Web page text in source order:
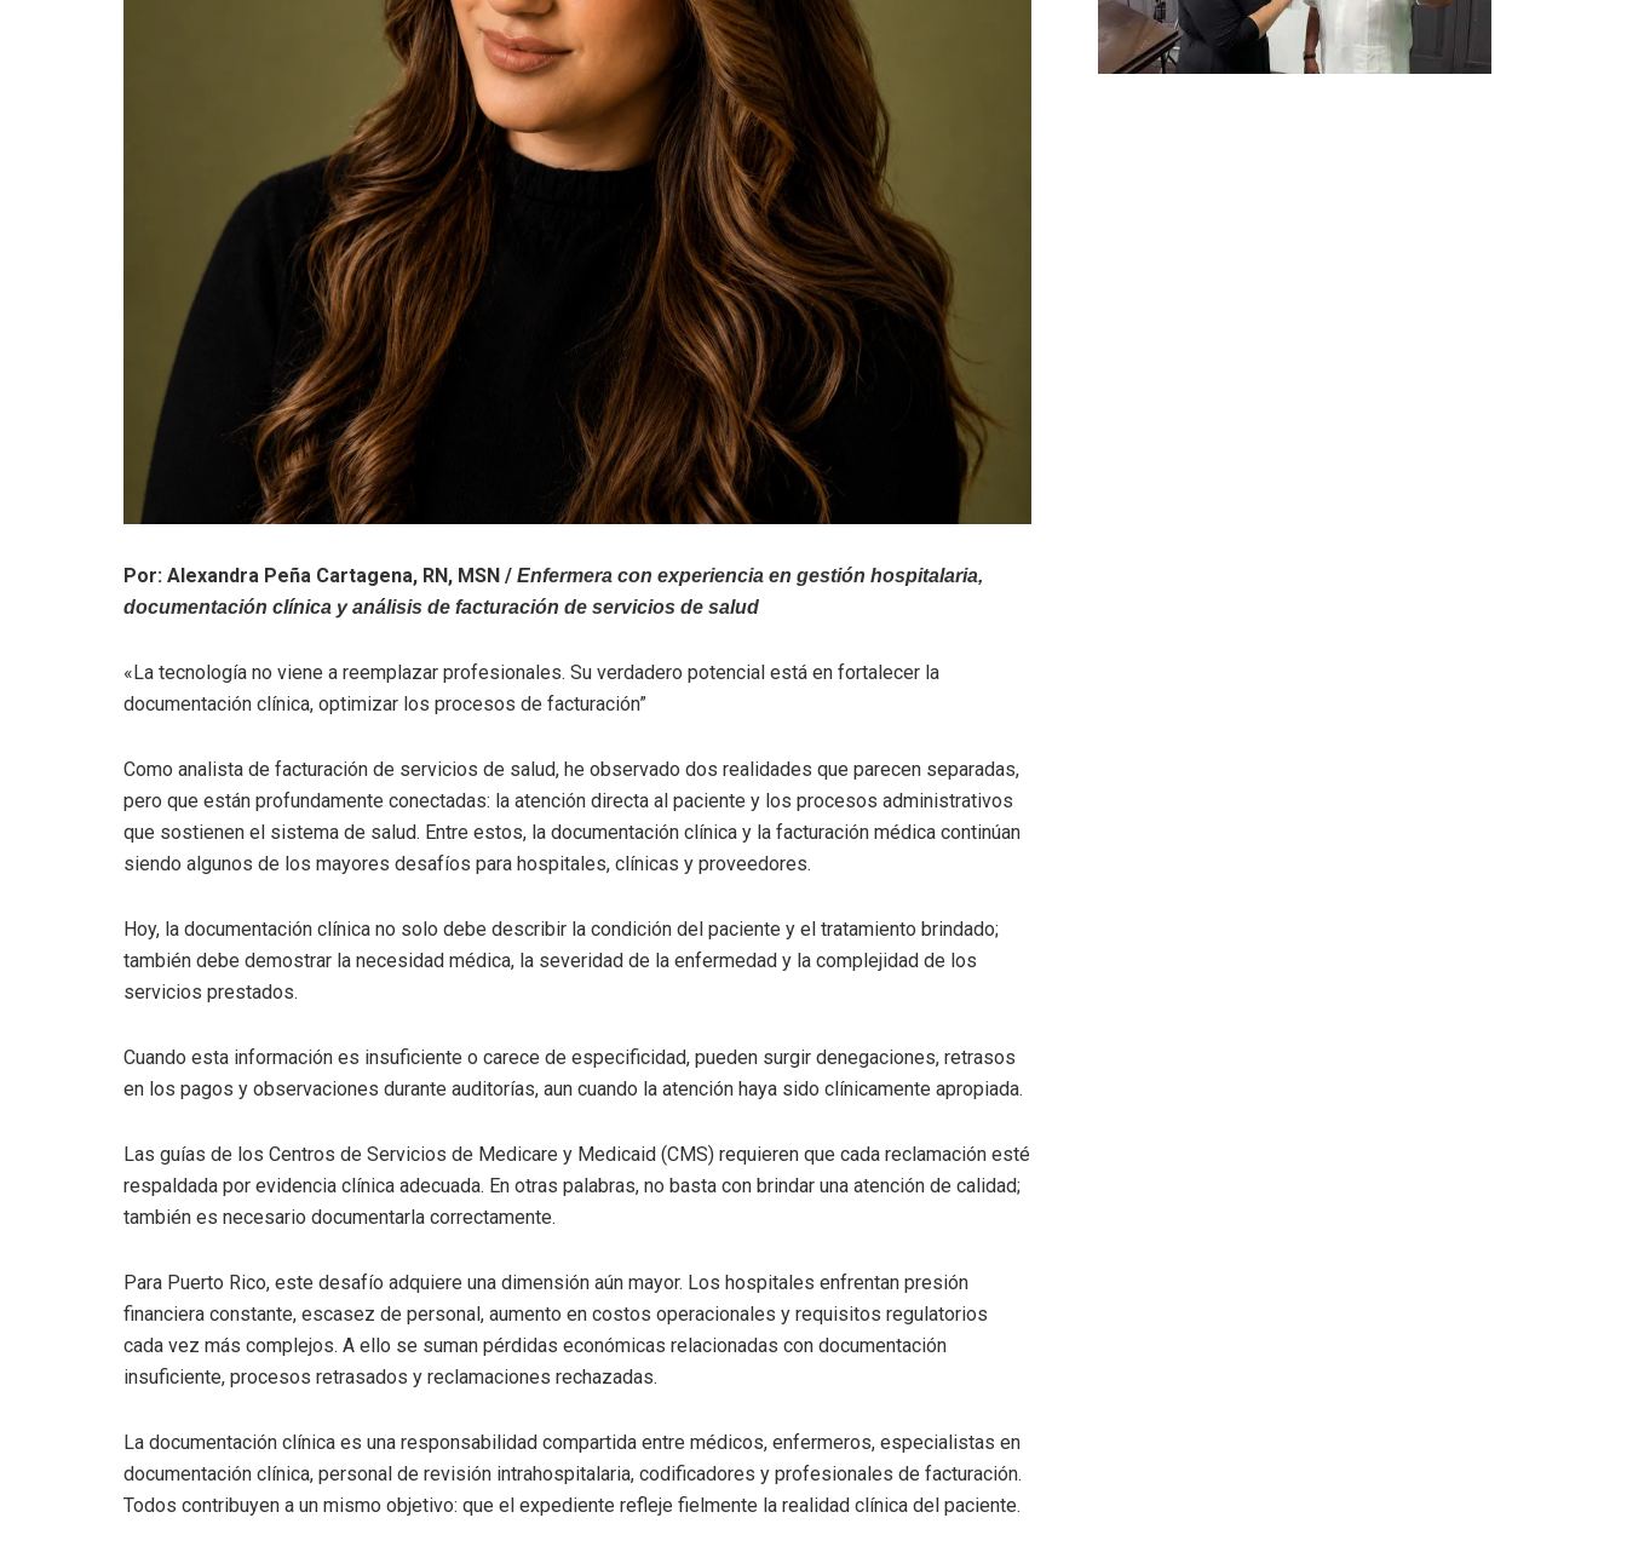
Por: Alexandra Peña Cartagena, RN, MSN / Enfermera con experiencia en gestión hospitalaria,
documentación clínica y análisis de facturación de servicios de salud
«La tecnología no viene a reemplazar profesionales. Su verdadero potencial está en fortalecer la
documentación clínica, optimizar los procesos de facturación”
Como analista de facturación de servicios de salud, he observado dos realidades que parecen separadas,
pero que están profundamente conectadas: la atención directa al paciente y los procesos administrativos
que sostienen el sistema de salud. Entre estos, la documentación clínica y la facturación médica continúan
siendo algunos de los mayores desafíos para hospitales, clínicas y proveedores.
Hoy, la documentación clínica no solo debe describir la condición del paciente y el tratamiento brindado;
también debe demostrar la necesidad médica, la severidad de la enfermedad y la complejidad de los
servicios prestados.
Cuando esta información es insuficiente o carece de especificidad, pueden surgir denegaciones, retrasos
en los pagos y observaciones durante auditorías, aun cuando la atención haya sido clínicamente apropiada.
Las guías de los Centros de Servicios de Medicare y Medicaid (CMS) requieren que cada reclamación esté
respaldada por evidencia clínica adecuada. En otras palabras, no basta con brindar una atención de calidad;
también es necesario documentarla correctamente.
Para Puerto Rico, este desafío adquiere una dimensión aún mayor. Los hospitales enfrentan presión
financiera constante, escasez de personal, aumento en costos operacionales y requisitos regulatorios
cada vez más complejos. A ello se suman pérdidas económicas relacionadas con documentación
insuficiente, procesos retrasados y reclamaciones rechazadas.
La documentación clínica es una responsabilidad compartida entre médicos, enfermeros, especialistas en
documentación clínica, personal de revisión intrahospitalaria, codificadores y profesionales de facturación.
Todos contribuyen a un mismo objetivo: que el expediente refleje fielmente la realidad clínica del paciente.